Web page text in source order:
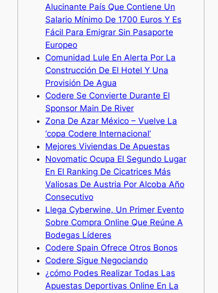
Alucinante País Que Contiene Un
Salario Mínimo De 1700 Euros Y Es
Fácil Para Emigrar Sin Pasaporte
Europeo
Comunidad Lule En Alerta Por La
Construcción De El Hotel Y Una
Provisión De Agua
Codere Se Convierte Durante El
Sponsor Main De River
Zona De Azar México – Vuelve La
‘copa Codere Internacional’
Mejores Viviendas De Apuestas
Novomatic Ocupa El Segundo Lugar
En El Ranking De Cicatrices Más
Valiosas De Austria Por Alcoba Año
Consecutivo
Llega Cyberwine, Un Primer Evento
Sobre Compra Online Que Reúne A
Bodegas Líderes
Codere Spain Ofrece Otros Bonos
Codere Sigue Negociando
¿cómo Podes Realizar Todas Las
Apuestas Deportivas Online En La